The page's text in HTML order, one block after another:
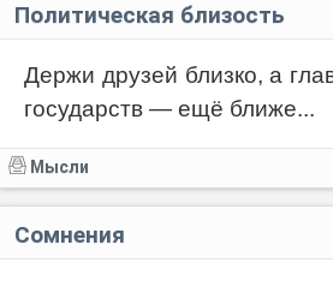
Код:
Политическая близость
Держи друзей близко, а
государств — ещё ближе...
Мысли
Сомнения